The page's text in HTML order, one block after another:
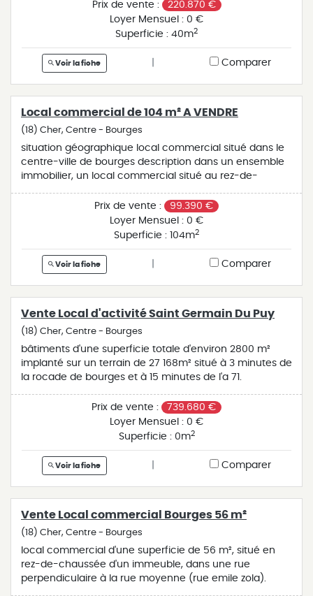
surface de vente - salle détente -réserve r+1 : -
sanitaire - douche - 2 grands bureaux équipement
grande vitrine en angle disponibilité : immédiate bien
Prix de vente :
220.870 €
Loyer Mensuel : 0 €
Superficie : 40m2
Voir la fiche Comparer
Local commercial de 104 m² A VENDRE
(18) Cher, Centre - Bourges
situation géographique local commercial situé dans le
centre-ville de bourges description dans un ensemble
immobilier, un local commercial situé au rez-de-
comprenant : - 3 cabines - 1 espace accueil
équipement sanitaire - réserve disponibilité : immédiate
possibilité de location
Prix de vente :
99.390 €
Loyer Mensuel : 0 €
Superficie : 104m2
Voir la fiche Comparer
Vente Local d'activité Saint Germain Du Puy
(18) Cher, Centre - Bourges
bâtiments d'une superficie totale d'environ 2800 m²
implanté sur un terrain de 27 168m² situé à 3 minutes de
la rocade de bourges et à 15 minutes de l'a 71.
Prix de vente :
739.680 €
Loyer Mensuel : 0 €
Superficie : 0m2
Voir la fiche Comparer
Vente Local commercial Bourges 56 m²
(18) Cher, Centre - Bourges
local commercial d'une superficie de 56 m², situé en
rez-de-chaussée d'un immeuble, dans une rue
perpendiculaire à la rue moyenne (rue emile zola).